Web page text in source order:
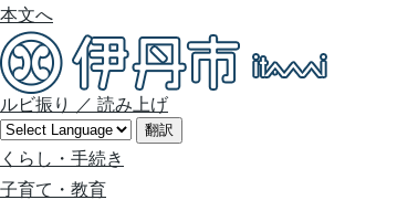
本文へ
ルビ振り ／ 読み上げ
翻訳
くらし・手続き
子育て・教育